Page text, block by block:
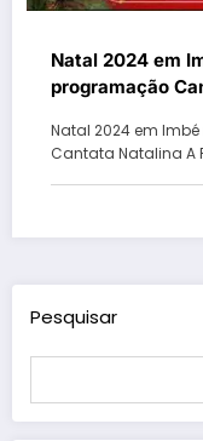
Natal 2024 em
programação
Natal 2024 em
Cantata Natalina A
Pesquisar